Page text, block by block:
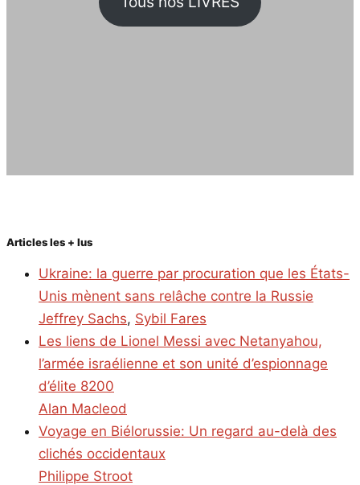
Articles les + lus
Ukraine: la guerre par procuration que les États-
Unis mènent sans relâche contre la Russie
Jeffrey Sachs, Sybil Fares
Les liens de Lionel Messi avec Netanyahou,
l’armée israélienne et son unité d’espionnage
d’élite 8200
Alan Macleod
Voyage en Biélorussie: Un regard au-delà des
clichés occidentaux
Philippe Stroot